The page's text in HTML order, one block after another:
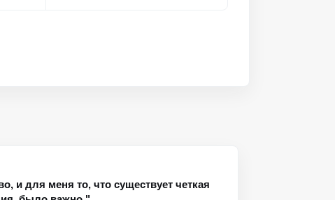
и для меня то, что существует четкая